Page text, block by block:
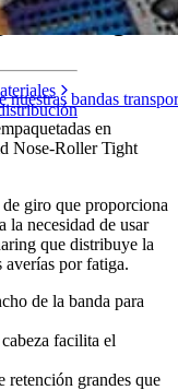
bandas
Turning
en
Nose-Roller Tight
giro que proporciona
necesidad de usar
que distribuye la
averías por fatiga.
de la banda para
facilita el
retención grandes que